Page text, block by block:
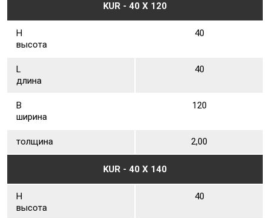
KUR - 40 Х 120
Н
высота
40
L
длина
40
В
ширина
120
толщина 2,00
KUR - 40 Х 140
Н
высота
40